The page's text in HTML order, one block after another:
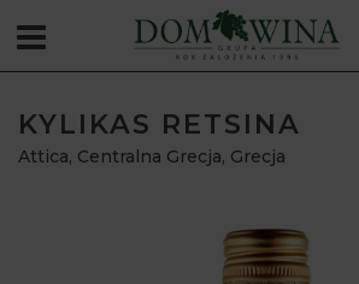
KYLIKAS RETSINA
Attica, Centralna Grecja, Grecja